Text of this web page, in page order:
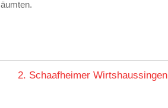
Nächster
2. Schaafheimer Wirtshaussingen